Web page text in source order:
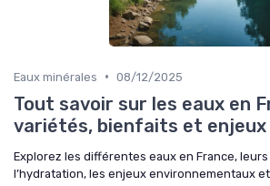
Eaux minérales • 08/12/2025
Tout savoir sur les eaux en
variétés, bienfaits et enjeux
Explorez les différentes eaux en France,
l’hydratation, les enjeux environnementaux